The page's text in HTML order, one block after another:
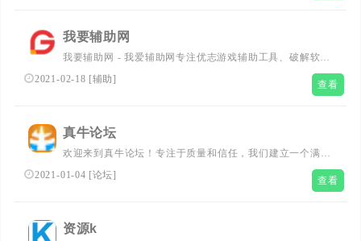
我要辅助网
我要辅助网 - 我爱辅助网专注优志游戏辅助工具、破解软件
收集分享，为大家提供免费提供绿色安全游戏辅助，打造全
2021-02-18 [辅助] 查看
真牛论坛
欢迎来到真牛论坛！专注于质量和信任，我们建立一个满足
您愿望和需求的游戏社区。实际上，我们为您提供了PC端
游戏辅助工具，并且我们也慢慢地扩展到了安卓Android手
而扎实的社区，它将为您解决任何问题等等！
2021-01-04 [论坛] 查看
资源k